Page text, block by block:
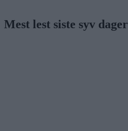
Mest lest siste syv dager